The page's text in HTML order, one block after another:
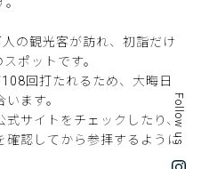
Follow us
の観光客が訪れ、初詣だけ
ポットです。
回打たれるため、大晦日
ます。
式サイトをチェックしたり、
確認してから参拝するように